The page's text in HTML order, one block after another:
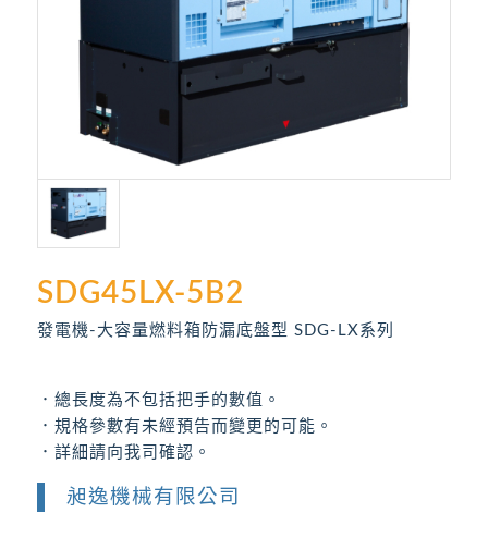
SDG45LX-5B2
發電機-大容量燃料箱防漏底盤型 SDG-LX系列
．總長度為不包括把手的數值。
．規格參數有未經預告而變更的可能。
．詳細請向我司確認。
昶逸機械有限公司